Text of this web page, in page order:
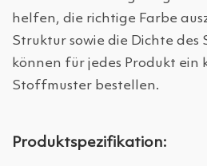
helfen, die richtige Farbe
Struktur sowie die Dichte des
können für jedes Produkt ein
Stoffmuster bestellen.
Produktspezifikation: